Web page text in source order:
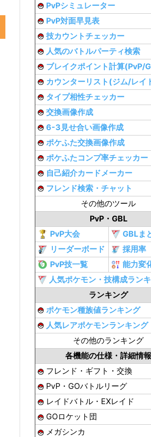
PvPシミュレーター
PvP対面早見表
技カウントチェッカー
人気のバトルパーティ検索
ブレイクポイント計算(PvP/
カウンターリスト(ジム/レイ
タイプ相性チェッカー
交換画像作成
6-3見せ合い画像作成
ポケふた交換画像作成
ポケふたコンプ率チェッカー
自己紹介カードメーカー
フレンド検索・チャット
その他のツール
PvP・GBL
PvP大会
GBLま
リーダーボード
採用率
PvP技一覧
能力変
人気ポケモン・技構成ラン
ランキング
ポケモン種族値ランキング
人気レアポケモンランキング
その他のランキング
各機能の仕様・詳細情報
フレンド・ギフト・交換
PvP・GOバトルリーグ
レイドバトル・EXレイド
GOロケット団
メガシンカ